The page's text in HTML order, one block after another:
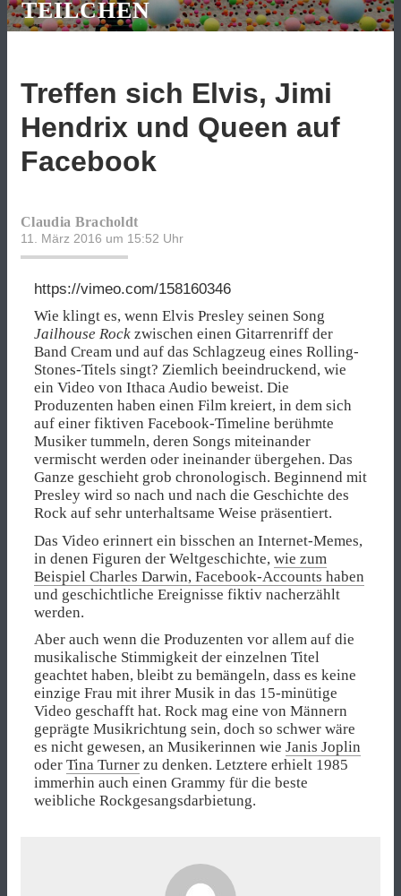
TEILCHEN
Treffen sich Elvis, Jimi
Hendrix und Queen auf
Facebook
Claudia Bracholdt
11. März 2016 um 15:52 Uhr
https://vimeo.com/158160346
Wie klingt es, wenn Elvis Presley seinen Song
Jailhouse Rock zwischen einen Gitarrenriff der
Band Cream und auf das Schlagzeug eines Rolling-
Stones-Titels singt? Ziemlich beeindruckend, wie
ein Video von Ithaca Audio beweist. Die
Produzenten haben einen Film kreiert, in dem sich
auf einer fiktiven Facebook-Timeline berühmte
Musiker tummeln, deren Songs miteinander
vermischt werden oder ineinander übergehen. Das
Ganze geschieht grob chronologisch. Beginnend mit
Presley wird so nach und nach die Geschichte des
Rock auf sehr unterhaltsame Weise präsentiert.
Das Video erinnert ein bisschen an Internet-Memes,
in denen Figuren der Weltgeschichte, wie zum
Beispiel Charles Darwin, Facebook-Accounts haben
und geschichtliche Ereignisse fiktiv nacherzählt
werden.
Aber auch wenn die Produzenten vor allem auf die
musikalische Stimmigkeit der einzelnen Titel
geachtet haben, bleibt zu bemängeln, dass es keine
einzige Frau mit ihrer Musik in das 15-minütige
Video geschafft hat. Rock mag eine von Männern
geprägte Musikrichtung sein, doch so schwer wäre
es nicht gewesen, an Musikerinnen wie Janis Joplin
oder Tina Turner zu denken. Letztere erhielt 1985
immerhin auch einen Grammy für die beste
weibliche Rockgesangsdarbietung.